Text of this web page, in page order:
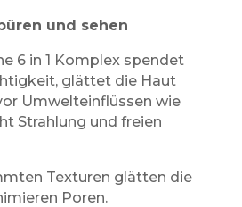
und sehen
6 in 1 Komplex spendet
glättet die Haut
Umwelteinflüssen wie
Strahlung und freien
Texturen glätten die
Poren.